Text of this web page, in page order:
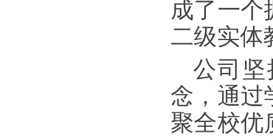
成了一个
二级实体
公司坚
念，通过
聚全校优